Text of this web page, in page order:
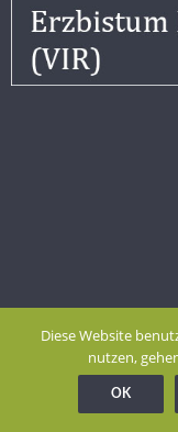
Meldestelle
Diese Website
nutzen,
OK